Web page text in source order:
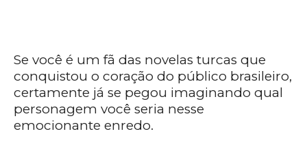
Se você é um fã das novelas turcas que
conquistou o coração do público brasileiro,
certamente já se pegou imaginando qual
personagem você seria nesse
emocionante enredo.